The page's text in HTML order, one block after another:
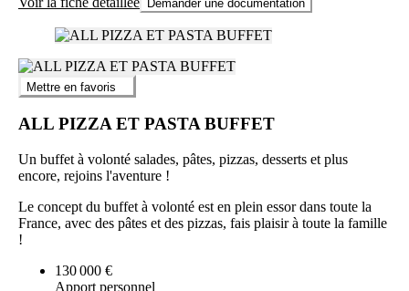
Demander une documentation
Mettre en favoris
ALL PIZZA ET PASTA BUFFET
Un buffet à volonté salades, pâtes, pizzas, desserts et plus
encore, rejoins l'aventure !
Le concept du buffet à volonté est en plein essor dans toute la
France, avec des pâtes et des pizzas, fais plaisir à toute la famille
!
130 000 €
Apport personnel